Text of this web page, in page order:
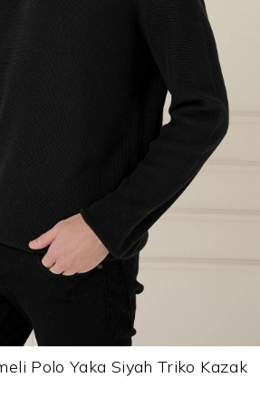
Polo Yaka Siyah Triko Kazak